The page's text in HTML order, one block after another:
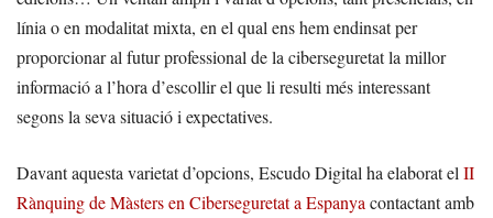
línia o en modalitat mixta, en el qual ens hem endinsat per
proporcionar al futur professional de la ciberseguretat la millor
informació a l’hora d’escollir el que li resulti més interessant
segons la seva situació i expectatives.
Davant aquesta varietat d’opcions, Escudo Digital ha elaborat el II
Rànquing de Màsters en Ciberseguretat a Espanya contactant amb